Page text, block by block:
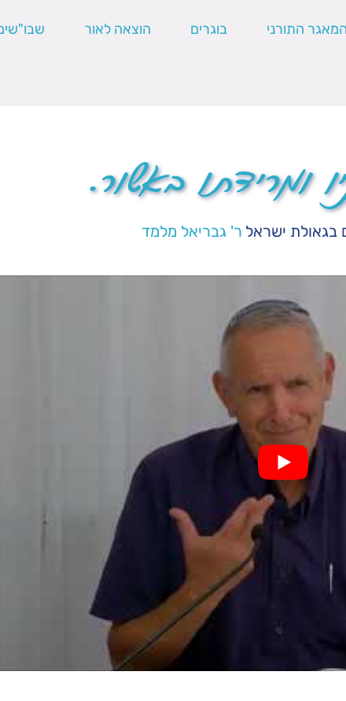
המאגר התורני בוגרים הוצאה לאור
ומרידתו באשור.
בגאולת ישראל ר' גבריאל מלמד